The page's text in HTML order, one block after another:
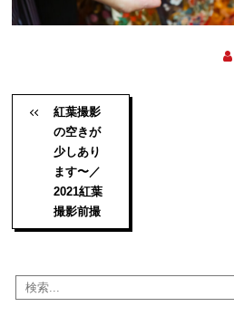
紅葉撮影
の空きが
少しあり
ます〜／
2021紅葉
撮影前撮